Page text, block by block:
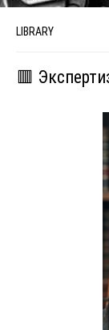
LIBRARY
🟥